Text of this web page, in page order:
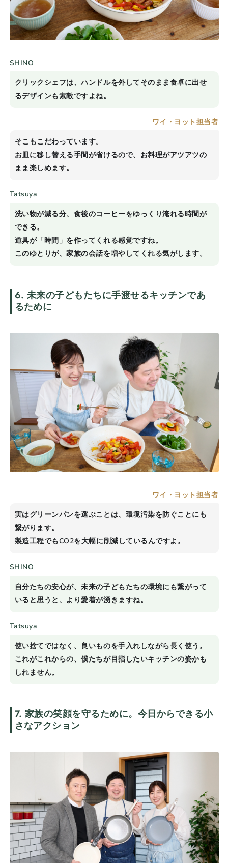
SHINO
クリックシェフは、ハンドルを外してそのまま食卓に出せ
るデザインも素敵ですよね。
ワイ・ヨット担当者
そこもこだわっています。
お皿に移し替える手間が省けるので、お料理がアツアツの
まま楽しめます。
Tatsuya
洗い物が減る分、食後のコーヒーをゆっくり淹れる時間が
できる。
道具が「時間」を作ってくれる感覚ですね。
このゆとりが、家族の会話を増やしてくれる気がします。
6. 未来の子どもたちに手渡せるキッチンであ
るために
ワイ・ヨット担当者
実はグリーンパンを選ぶことは、環境汚染を防ぐことにも
繋がります。
製造工程でもCO2を大幅に削減しているんですよ。
SHINO
自分たちの安心が、未来の子どもたちの環境にも繋がって
いると思うと、より愛着が湧きますね。
Tatsuya
使い捨てではなく、良いものを手入れしながら長く使う。
これがこれからの、僕たちが目指したいキッチンの姿かも
しれません。
7. 家族の笑顔を守るために。今日からできる小
さなアクション